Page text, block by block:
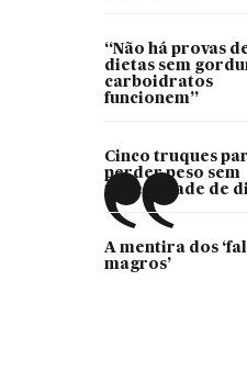
“Não há provas
dietas sem
carboidratos
funcionem”
Cinco truques
perder peso sem
necessidade de
A mentira dos
magros’